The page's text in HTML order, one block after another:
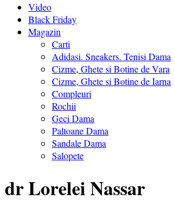
Video
Black Friday
Magazin
Carti
Adidasi. Sneakers. Tenisi Dama
Cizme, Ghete si Botine de Vara
Cizme, Ghete si Botine de Iarna
Compleuri
Rochii
Geci Dama
Paltoane Dama
Sandale Dama
Salopete
dr Lorelei Nassar